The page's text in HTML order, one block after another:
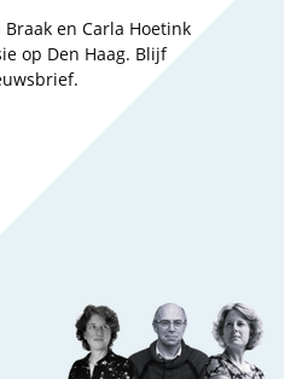
en Carla Hoetink
op Den Haag. Blijf